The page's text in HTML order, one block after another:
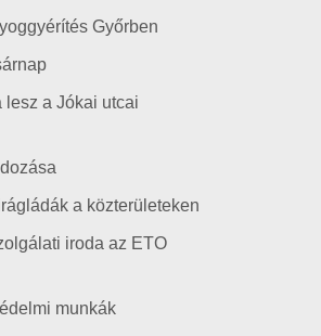
Győrben
lesz a Jókai utcai
a közterületeken
iroda az ETO
munkák